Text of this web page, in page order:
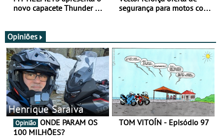
novo capacete Thunder 4 R
segurança para motos com
Opiniões
Henrique Saraiva
Opinião
100 MILHÕES?
TOM VITOÍN - Episódio 97